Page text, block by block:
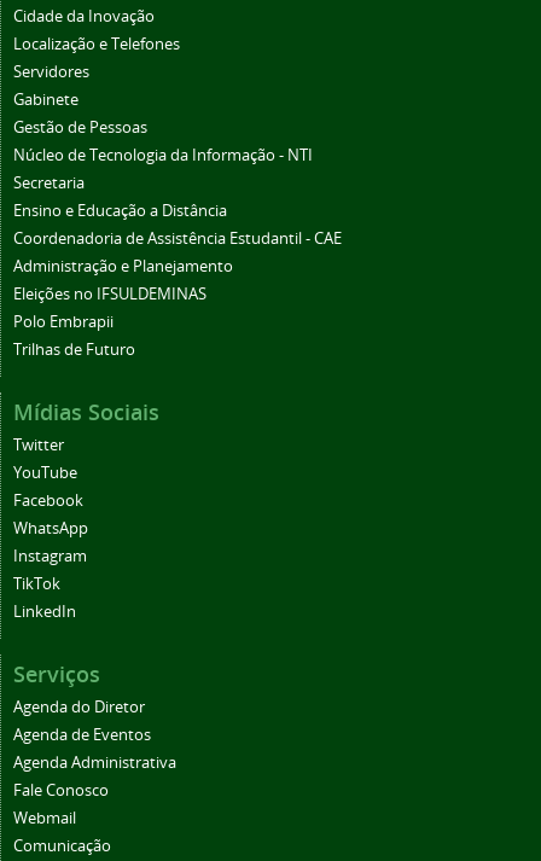
Cidade da Inovação
Localização e Telefones
Servidores
Gabinete
Gestão de Pessoas
Núcleo de Tecnologia da Informação - NTI
Secretaria
Ensino e Educação a Distância
Coordenadoria de Assistência Estudantil - CAE
Administração e Planejamento
Eleições no IFSULDEMINAS
Polo Embrapii
Trilhas de Futuro
Mídias Sociais
Twitter
YouTube
Facebook
WhatsApp
Instagram
TikTok
LinkedIn
Serviços
Agenda do Diretor
Agenda de Eventos
Agenda Administrativa
Fale Conosco
Webmail
Comunicação